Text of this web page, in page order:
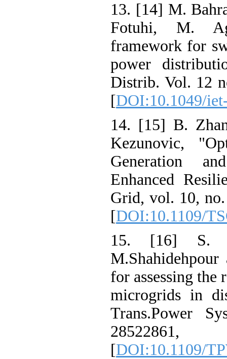
13. [14] M.
Fotuhi, M.
framework for
power
Distrib. Vol. 12
[DOI:10.1049/
14. [15] B.
Kezunovic,
Generation
Enhanced
Grid, vol. 10,
[DOI:10.1109/
15. [16]
for assessing
microgrids in
Trans.Power
[DOI:10.1109/